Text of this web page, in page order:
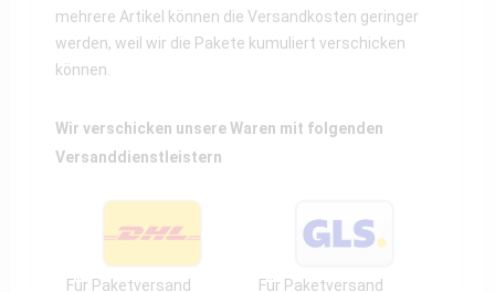
mehrere Artikel können die Versandkosten geringer
werden, weil wir die Pakete kumuliert verschicken
können.
Wir verschicken unsere Waren mit folgenden
Versanddienstleistern
Für Paketversand Für Paketversand